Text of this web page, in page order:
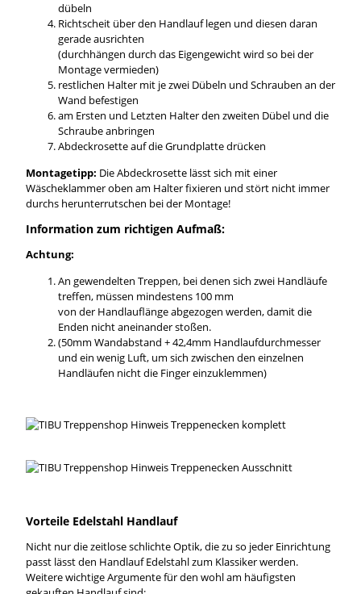
dübeln
Richtscheit über den Handlauf legen und diesen daran
gerade ausrichten
(durchhängen durch das Eigengewicht wird so bei der
Montage vermieden)
restlichen Halter mit je zwei Dübeln und Schrauben an der
Wand befestigen
am Ersten und Letzten Halter den zweiten Dübel und die
Schraube anbringen
Abdeckrosette auf die Grundplatte drücken
Montagetipp: Die Abdeckrosette lässt sich mit einer
Wäscheklammer oben am Halter fixieren und stört nicht immer
durchs herunterrutschen bei der Montage!
Information zum richtigen Aufmaß:
Achtung:
An gewendelten Treppen, bei denen sich zwei Handläufe
treffen, müssen mindestens 100 mm
von der Handlauflänge abgezogen werden, damit die
Enden nicht aneinander stoßen.
(50mm Wandabstand + 42,4mm Handlaufdurchmesser
und ein wenig Luft, um sich zwischen den einzelnen
Handläufen nicht die Finger einzuklemmen)
Vorteile Edelstahl Handlauf
Nicht nur die zeitlose schlichte Optik, die zu so jeder Einrichtung
passt lässt den Handlauf Edelstahl zum Klassiker werden.
Weitere wichtige Argumente für den wohl am häufigsten